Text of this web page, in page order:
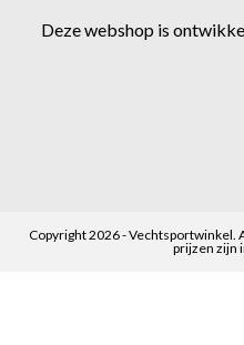
Deze webshop is
Copyright 2026 -
prijzen zijn